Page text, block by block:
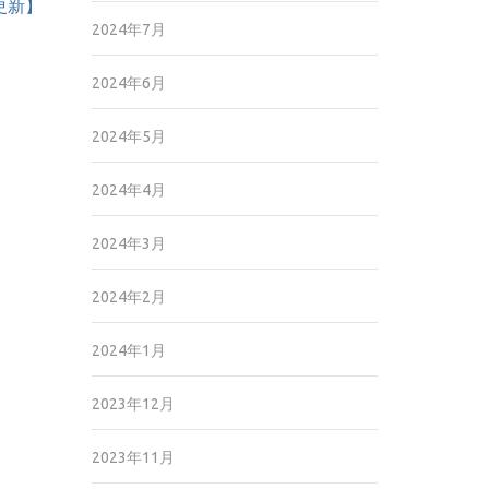
】
2024年7月
2024年6月
2024年5月
2024年4月
2024年3月
2024年2月
2024年1月
2023年12月
2023年11月